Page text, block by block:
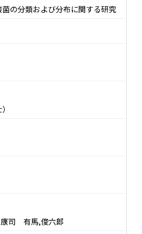
の分類および分布に関する研究
司 有馬,俊六郎